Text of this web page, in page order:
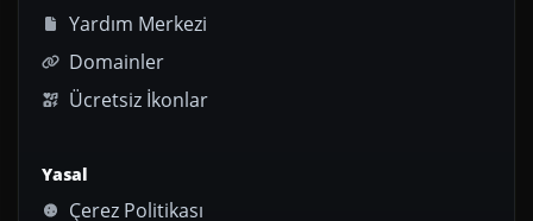
Yardım Merkezi
Domainler
Ücretsiz İkonlar
Yasal
Çerez Politikası